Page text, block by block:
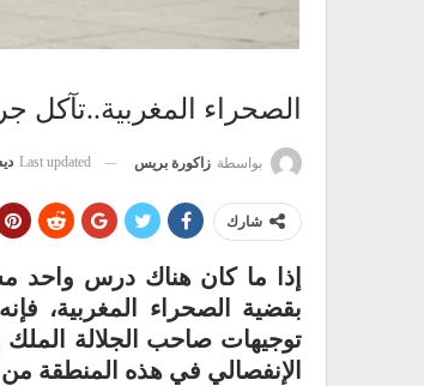
الصحراء المغربية..تآكل
بواسطة زاكورة بريس Last updated
شارك
بقضية الصحراء المغربية،
توجيهات صاحب الجلالة
الإنفصالي في هذه المنطقة من